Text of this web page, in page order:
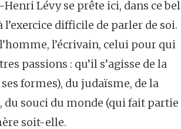
Lévy se prête ici, dans ce bel
difficile de parler de soi.
l’écrivain, celui pour qui
passions : qu’il s’agisse de la
formes), du judaïsme, de la
du souci du monde (qui fait partie
soit-elle.